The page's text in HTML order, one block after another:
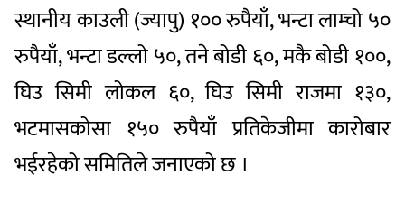
स्थानीय काउली (ज्यापु) १०० रुपैयाँ, भन्टा लाम्चो ५०
रुपैयाँ, भन्टा डल्लो ५०, तने बोडी ६०, मकै बोडी १००,
घिउ सिमी लोकल ६०, घिउ सिमी राजमा १३०,
भटमासकोसा १५० रुपैयाँ प्रतिकेजीमा कारोबार
भईरहेको समितिले जनाएको छ ।